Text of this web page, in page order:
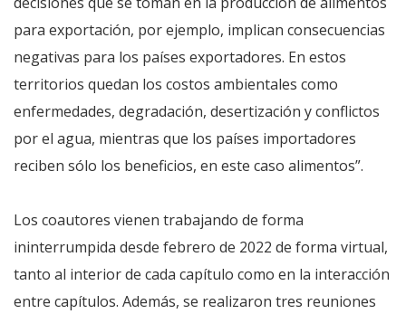
para exportación, por ejemplo, implican consecuencias
negativas para los países exportadores. En estos
territorios quedan los costos ambientales como
enfermedades, degradación, desertización y conflictos
por el agua, mientras que los países importadores
reciben sólo los beneficios, en este caso alimentos”.
Los coautores vienen trabajando de forma
ininterrumpida desde febrero de 2022 de forma virtual,
tanto al interior de cada capítulo como en la interacción
entre capítulos. Además, se realizaron tres reuniones